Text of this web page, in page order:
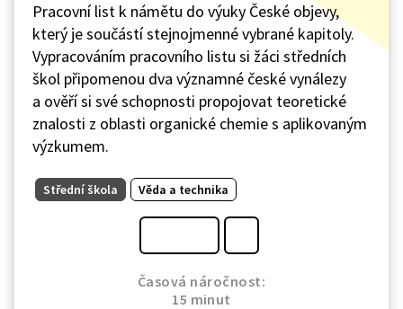
Pracovní list k námětu do výuky České objevy,
který je součástí stejnojmenné vybrané kapitoly.
Vypracováním pracovního listu si žáci středních
škol připomenou dva významné české vynálezy
a ověří si své schopnosti propojovat teoretické
znalosti z oblasti organické chemie s aplikovaným
výzkumem.
Střední škola Věda a technika
Časová náročnost:
15 minut